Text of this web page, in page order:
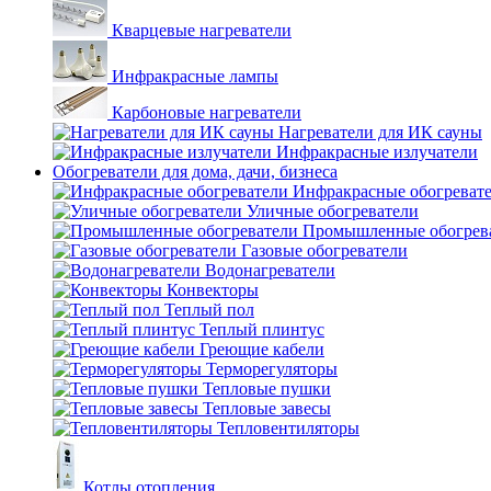
Кварцевые нагреватели
Инфракрасные лампы
Карбоновые нагреватели
Нагреватели для ИК сауны
Инфракрасные излучатели
Обогреватели для дома, дачи, бизнеса
Инфракрасные
Уличные обогреватели
Промышленные
Газовые обогреватели
Водонагреватели
Конвекторы
Теплый пол
Теплый плинтус
Греющие кабели
Терморегуляторы
Тепловые пушки
Тепловые завесы
Тепловентиляторы
Котлы отопления